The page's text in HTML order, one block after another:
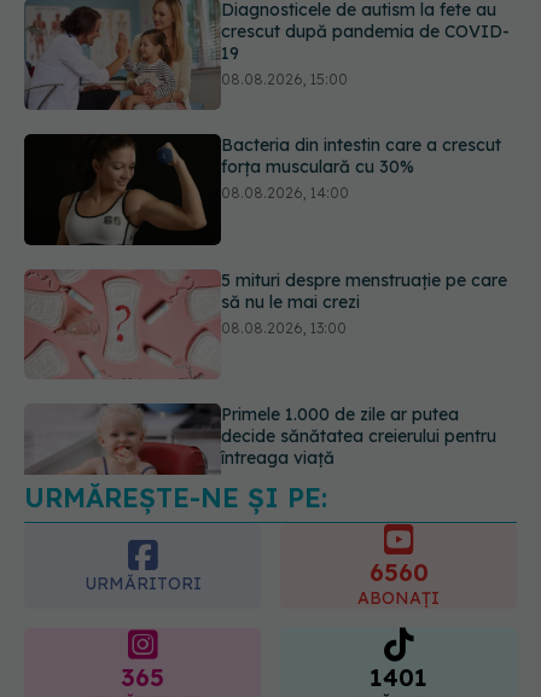
Bacteria din intestin care a crescut
forța musculară cu 30%
08.08.2026, 14:00
5 mituri despre menstruație pe care
să nu le mai crezi
08.08.2026, 13:00
Primele 1.000 de zile ar putea
decide sănătatea creierului pentru
întreaga viață
Trucul simplu care face pepenele
verde mult mai ușor de tăiat
URMĂREȘTE-NE ȘI PE:
URMĂRITORI
365 1401
ARTICOLE SIMILARE